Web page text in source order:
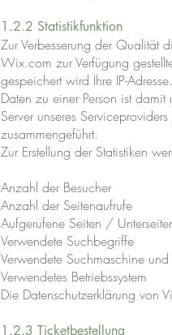
1.2.2 Statistikfunktion
Zur Verbesserung der Qualität
Wix.com zur Verfügung
gespeichert wird Ihre IP-
Daten zu einer Person ist
Server unseres
zusammengeführt.
Zur Erstellung der Statistiken
Anzahl der Besucher
Anzahl der Seitenaufrufe
Aufgerufene Seiten /
Verwendete Suchbegriffe
Verwendete Suchmaschine
Verwendetes Betriebssystem
Die Datenschutzerklärung von
1.2.3 Ticketbestellung